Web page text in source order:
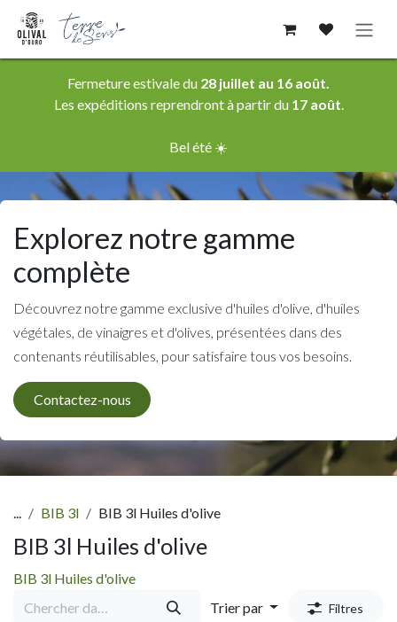
Se rendre au contenu
Fermeture estivale du 28 juillet au 16 août.
Les expéditions reprendront à partir du 17 août.
Bel été ☀️
Explorez notre gamme
complète
Découvrez notre gamme exclusive d'huiles d'olive, d'huiles
végétales, de vinaigres et d'olives, présentées dans des
contenants réutilisables, pour satisfaire tous vos besoins.
Contactez-nous
... BIB 3l BIB 3l Huiles d'olive
BIB 3l Huiles d'olive
BIB 3l Huiles d'olive
Trier par
Filtres